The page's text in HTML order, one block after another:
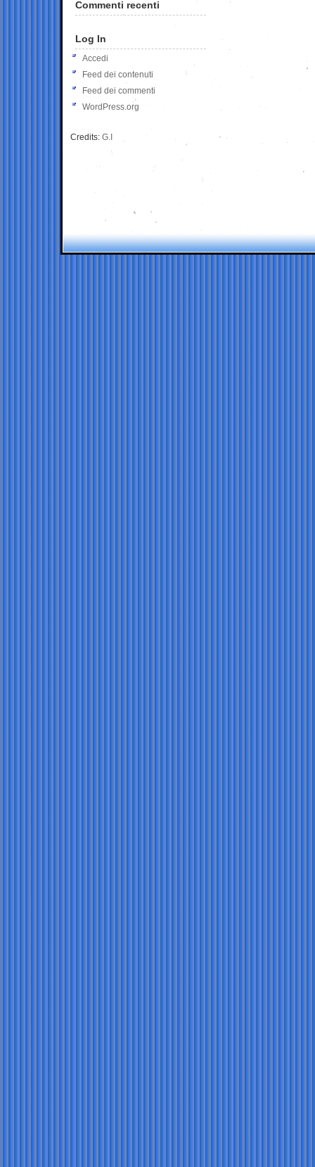
Commenti recenti
Log In
Accedi
Feed dei contenuti
Feed dei commenti
WordPress.org
Credits: G.I